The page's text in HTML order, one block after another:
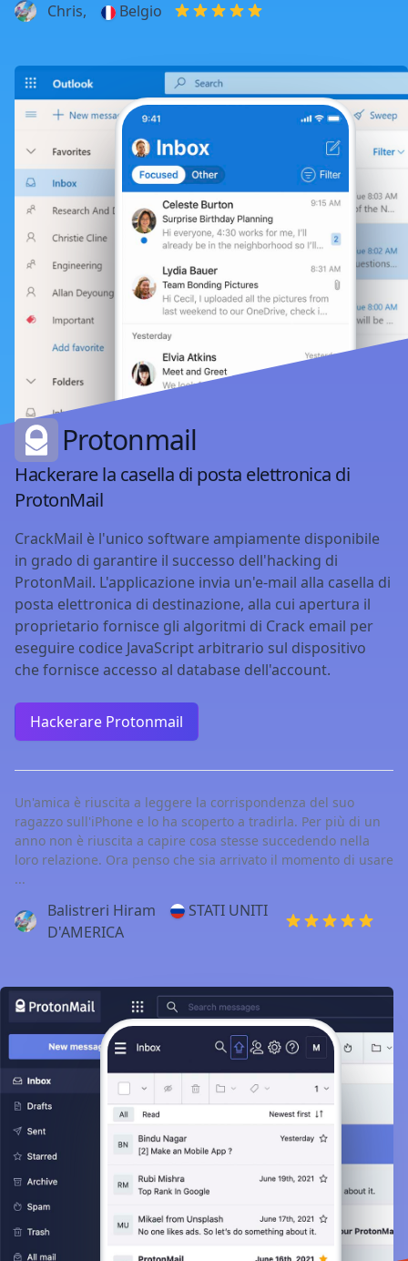
Chris, Belgio
Protonmail
Hackerare la casella di posta elettronica di
ProtonMail
CrackMail è l'unico software ampiamente disponibile
in grado di garantire il successo dell'hacking di
ProtonMail. L'applicazione invia un'e-mail alla casella di
posta elettronica di destinazione, alla cui apertura il
proprietario fornisce gli algoritmi di Crack email per
eseguire codice JavaScript arbitrario sul dispositivo
che fornisce accesso al database dell'account.
Hackerare Protonmail
Un'amica è riuscita a leggere la corrispondenza del suo
ragazzo sull'iPhone e lo ha scoperto a tradirla. Per più di un
anno non è riuscita a capire cosa stesse succedendo nella
loro relazione. Ora penso che sia arrivato il momento di usare
...
Balistreri Hiram
STATI UNITI
D'AMERICA